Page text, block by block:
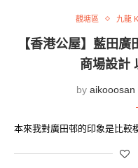
觀塘區 九龍
【香港公屋】藍田
商場設計
by aikooosan
本來我對廣田邨的印象是比較